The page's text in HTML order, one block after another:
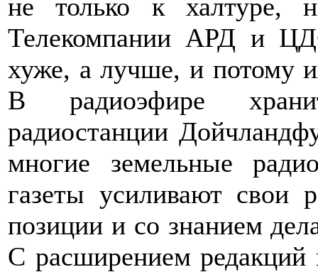
не только к халтуре,
Телекомпании АРД и
хуже, а лучше, и потому
В радиоэфире
радиостанции
многие земельные
газеты усиливают свои
позиции и со знанием
С расширением